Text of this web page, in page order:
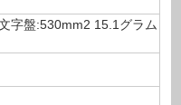
盤:530mm2 15.1グラム